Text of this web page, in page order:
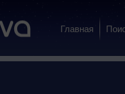
Главная